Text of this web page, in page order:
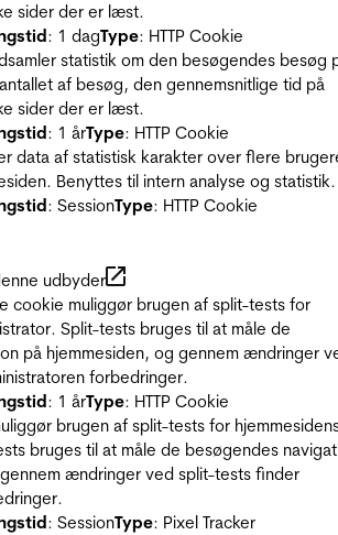
sider der er læst.
: 1 dagType: HTTP Cookie
statistik om den besøgendes besøg
af besøg, den gennemsnitlige tid på
sider der er læst.
: 1 årType: HTTP Cookie
data af statistisk karakter over flere
Benyttes til intern analyse og statistik.
: SessionType: HTTP Cookie
udbyder
cookie muliggør brugen af split-tests for
Split-tests bruges til at måle de
på hjemmesiden, og gennem ændringer
forbedringer.
: 1 årType: HTTP Cookie
brugen af split-tests for
bruges til at måle de besøgendes
ændringer ved split-tests finder
: SessionType: Pixel Tracker